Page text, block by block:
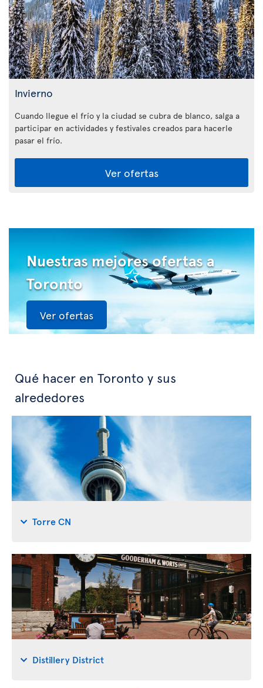
Invierno
Cuando llegue el frío y la ciudad se cubra de blanco, salga a
participar en actividades y festivales creados para hacerle
pasar el frío.
Ver ofertas
Nuestras mejores ofertas a
Toronto
Ver ofertas
Qué hacer en Toronto y sus
alrededores
Torre CN
Distillery District